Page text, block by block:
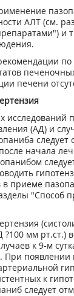
АЛТ (см.
и
печени
(АД) и
начала
приеме
"Способ
?100 мм рт.ст.)
к 9-м
При появлении
к
следует